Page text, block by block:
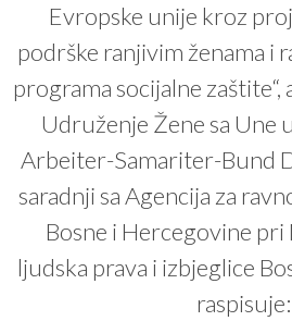
Evropske unije kroz
podrške ranjivim ženama i
programa socijalne
Udruženje Žene sa Une
Arbeiter-Samariter-Bund
saradnji sa Agencija za
Bosne i Hercegovine
ljudska prava i izbjeglice
raspisuje: